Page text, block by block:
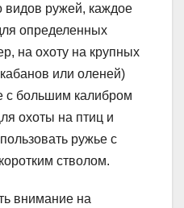
видов ружей, каждое
определенных
на охоту на крупных
или оленей)
с большим калибром
охоты на птиц и
ружье с
стволом.
внимание на